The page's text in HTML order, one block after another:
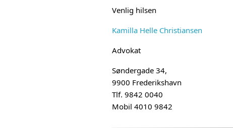
Venlig hilsen
Kamilla Helle Christiansen
Advokat
Søndergade 34,
9900 Frederikshavn
Tlf. 9842 0040
Mobil 4010 9842